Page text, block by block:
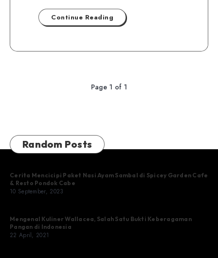
Continue Reading
Page 1 of 1
Random Posts
Cerita Mencicipi Paket Nasi Ayam Sambal di Spicey Garden Cafe
& Resto Pondok Cabe
10 September, 2023
Mengenal Kuliner Wallacea, Salah Satu Bukti Keberagaman
Pangan di Indonesia
22 April, 2021